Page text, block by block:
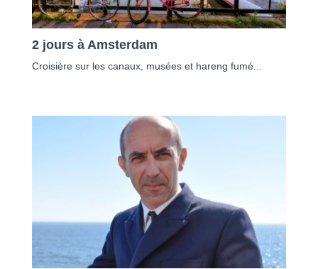
2 jours à Amsterdam
Croisière sur les canaux, musées et hareng fumé...